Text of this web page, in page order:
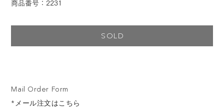
Mail Order Form
*メール注文はこちら
商品番号：2231
SOLD